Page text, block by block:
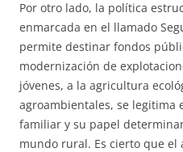
Por otro lado, la política
enmarcada en el llamado
permite destinar fondos
modernización de
jóvenes, a la agricultura
agroambientales, se legitima
familiar y su papel
mundo rural. Es cierto que el